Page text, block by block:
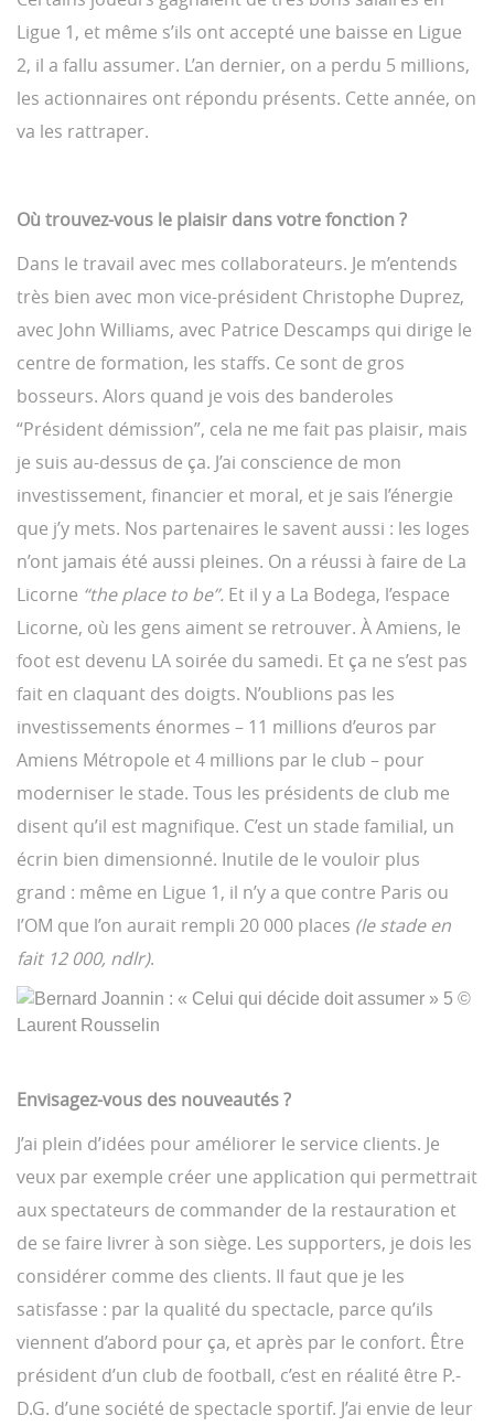
Ligue 1, et même s’ils ont accepté une baisse en Ligue
2, il a fallu assumer. L’an dernier, on a perdu 5 millions,
les actionnaires ont répondu présents. Cette année, on
va les rattraper.
Où trouvez-vous le plaisir dans votre fonction ?
Dans le travail avec mes collaborateurs. Je m’entends
très bien avec mon vice-président Christophe Duprez,
avec John Williams, avec Patrice Descamps qui dirige le
centre de formation, les staffs. Ce sont de gros
bosseurs. Alors quand je vois des banderoles
“Président démission”, cela ne me fait pas plaisir, mais
je suis au-dessus de ça. J’ai conscience de mon
investissement, financier et moral, et je sais l’énergie
que j’y mets. Nos partenaires le savent aussi : les loges
n’ont jamais été aussi pleines. On a réussi à faire de La
Licorne “the place to be”. Et il y a La Bodega, l’espace
Licorne, où les gens aiment se retrouver. À Amiens, le
foot est devenu LA soirée du samedi. Et ça ne s’est pas
fait en claquant des doigts. N’oublions pas les
investissements énormes – 11 millions d’euros par
Amiens Métropole et 4 millions par le club – pour
moderniser le stade. Tous les présidents de club me
disent qu’il est magnifique. C’est un stade familial, un
écrin bien dimensionné. Inutile de le vouloir plus
grand : même en Ligue 1, il n’y a que contre Paris ou
l’OM que l’on aurait rempli 20 000 places (le stade en
fait 12 000, ndlr).
Envisagez-vous des nouveautés ?
J’ai plein d’idées pour améliorer le service clients. Je
veux par exemple créer une application qui permettrait
aux spectateurs de commander de la restauration et
de se faire livrer à son siège. Les supporters, je dois les
considérer comme des clients. Il faut que je les
satisfasse : par la qualité du spectacle, parce qu’ils
viennent d’abord pour ça, et après par le confort. Être
président d’un club de football, c’est en réalité être P.-
D.G. d’une société de spectacle sportif. J’ai envie de leur